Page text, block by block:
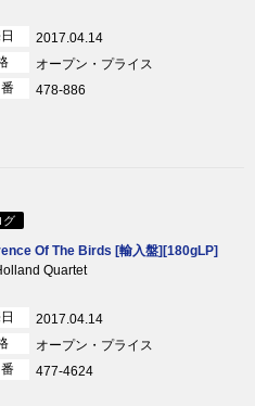
2017.04.14
オープン・プライス
478-886
グ
Of The Birds [輸入盤][180gLP]
Quartet
2017.04.14
オープン・プライス
477-4624